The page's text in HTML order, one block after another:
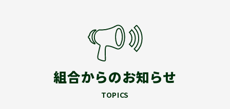
組合からのお知らせ
TOPICS